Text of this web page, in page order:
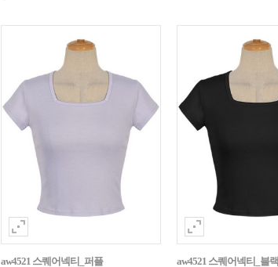
aw4521 스퀘어넥티_퍼플 aw4521 스퀘어넥티_블랙